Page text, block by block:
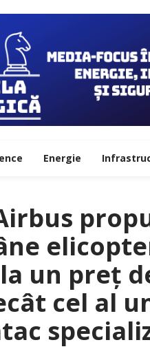
Energie
un preț
cel al